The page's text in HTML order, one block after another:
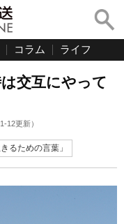
コラム ライフ
交互にやって
12更新）
るための言葉」